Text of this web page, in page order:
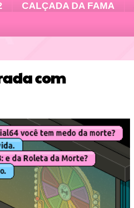
CALÇADA DA FAMA
com